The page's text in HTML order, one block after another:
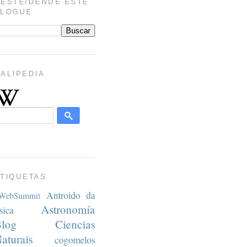
DENDE ESTE
Antroido da
Astronomía
Ciencias
cogomelos